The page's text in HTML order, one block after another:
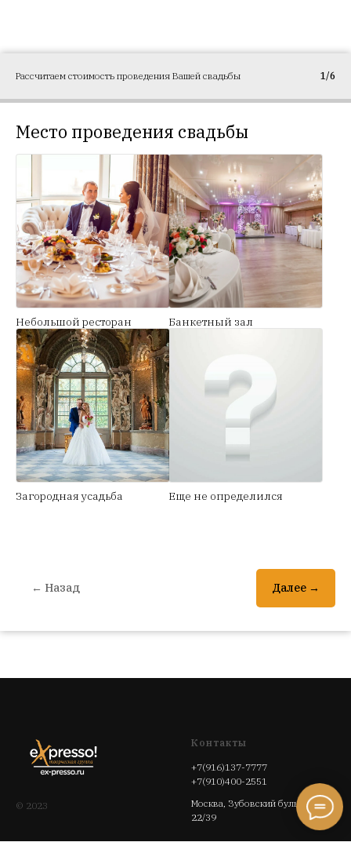
Рассчитаем стоимость проведения Вашей свадьбы 1/6
Место проведения свадьбы
Небольшой ресторан Банкетный зал
Загородная усадьба Еще не определился
← Назад Далее →
© 2023
Контакты
+7(916)137-7777
+7(910)400-2551
Москва, Зубовский бульвар,
22/39